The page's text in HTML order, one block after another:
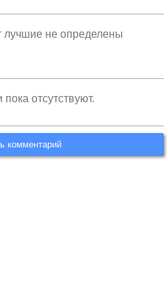
не определены
отсутствуют.
комментарий